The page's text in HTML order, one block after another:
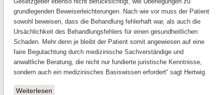
grundlegenden Beweiserleichterungen. Nach wie vor muss der Patient
sowohl beweisen, dass die Behandlung fehlerhaft war, als auch die
Ursächlichkeit des Behandlungsfehlers für einen gesundheitlichen
Schaden. Mehr denn je bleibt der Patient somit angewiesen auf eine
faire Begutachtung durch medizinische Sachverständige und
anwaltliche Beratung, die nicht nur fundierte juristische Kenntnisse,
sondern auch ein medizinisches Basiswissen erfordert“ sagt Hertwig.
Weiterlesenüber Pressemitteilung - Patientenrechtegesetz: eine